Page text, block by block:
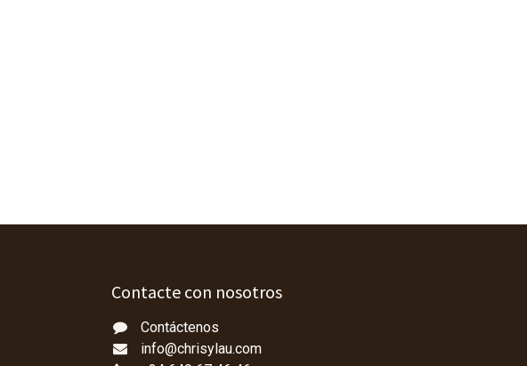
Contacte con nosotros
Contáctenos
info@chrisylau.com